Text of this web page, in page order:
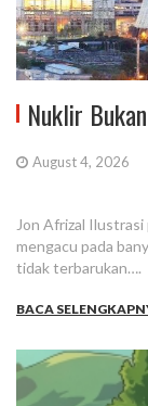
Nuklir
August 4, 2026
Jon Afrizal
mengacu pada
tidak terbarukan….
BACA